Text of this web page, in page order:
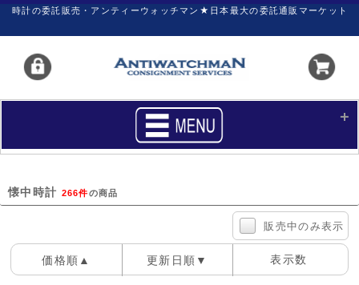
時計の委託販売・アンティーウォッチマン★日本最大の委託通販マーケット
買いたい 売りたい
マイページ
新着リスト 価格ダウン
懐中時計 266件の商品
販売中のみ表示
価格順▲ 更新日順▼ 表示数